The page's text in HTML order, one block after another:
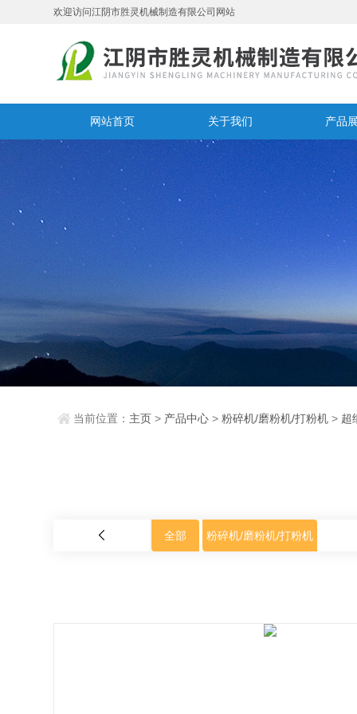
欢迎访问江阴市胜灵机械制造有限公司网站
网站首页 关于我们 产品
当前位置： 主页 > 产品中心 >粉碎机/磨粉机/打粉机 > 超
全部 粉碎机/磨粉机/打粉机